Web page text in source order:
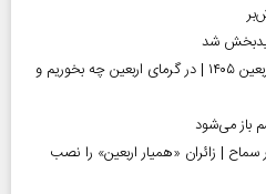
شد
توصیه‌های تغذیه‌ای برای زائران اربعین ۱۴۰۵ | در گرمای اربعین چه بخوریم و
| زائران «همیار اربعین» را نصب